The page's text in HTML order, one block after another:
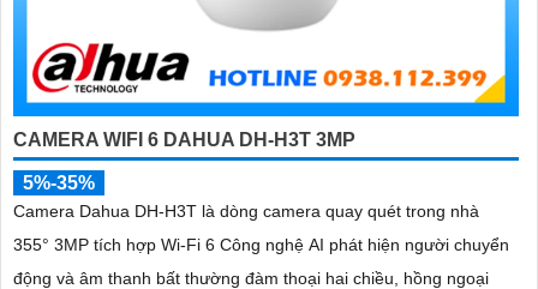
CAMERA WIFI 6 DAHUA DH-H3T 3MP
5%-35%
Camera Dahua DH-H3T là dòng camera quay quét trong nhà
355° 3MP tích hợp Wi-Fi 6 Công nghệ AI phát hiện người chuyển
động và âm thanh bất thường đàm thoại hai chiều, hồng ngoại